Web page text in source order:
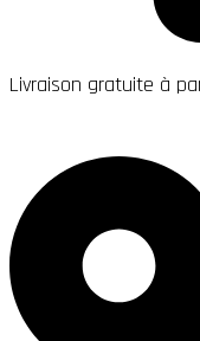
Livraison gratuite à